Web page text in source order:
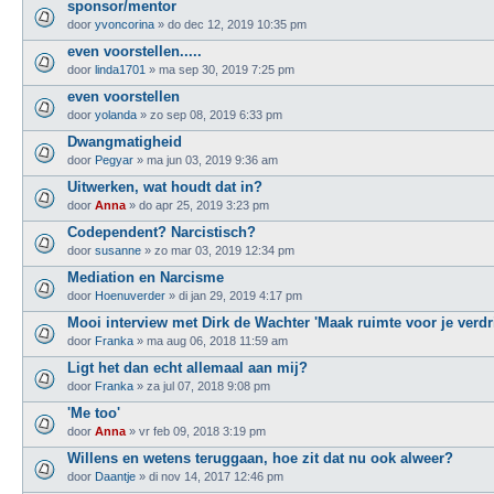
sponsor/mentor
door yvoncorina » do dec 12, 2019 10:35 pm
even voorstellen.....
door linda1701 » ma sep 30, 2019 7:25 pm
even voorstellen
door yolanda » zo sep 08, 2019 6:33 pm
Dwangmatigheid
door Pegyar » ma jun 03, 2019 9:36 am
Uitwerken, wat houdt dat in?
door Anna » do apr 25, 2019 3:23 pm
Codependent? Narcistisch?
door susanne » zo mar 03, 2019 12:34 pm
Mediation en Narcisme
door Hoenuverder » di jan 29, 2019 4:17 pm
Mooi interview met Dirk de Wachter 'Maak ruimte voor je
door Franka » ma aug 06, 2018 11:59 am
Ligt het dan echt allemaal aan mij?
door Franka » za jul 07, 2018 9:08 pm
'Me too'
door Anna » vr feb 09, 2018 3:19 pm
Willens en wetens teruggaan, hoe zit dat nu ook alweer?
door Daantje » di nov 14, 2017 12:46 pm